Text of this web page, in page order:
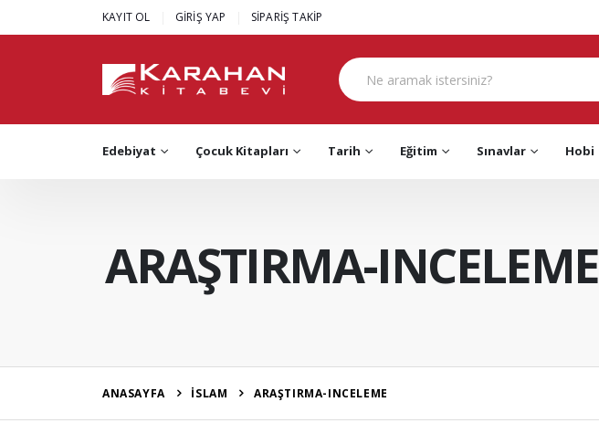
KAYIT OL GİRİŞ YAP SİPARİŞ TAKİP
Edebiyat Çocuk Kitapları Tarih Eğitim Sınavlar Hobi
ARAŞTIRMA-INCELEME
ANASAYFA İSLAM ARAŞTIRMA-INCELEME